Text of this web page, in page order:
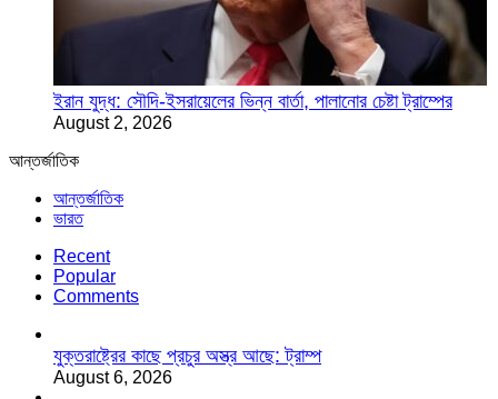
ইরান যুদ্ধ: সৌদি-ইসরায়েলের ভিন্ন বার্তা, পালানোর চেষ্টা ট্রাম্পের
August 2, 2026
আন্তর্জাতিক
আন্তর্জাতিক
ভারত
Recent
Popular
Comments
যুক্তরাষ্ট্রের কাছে প্রচুর অস্ত্র আছে: ট্রাম্প
August 6, 2026